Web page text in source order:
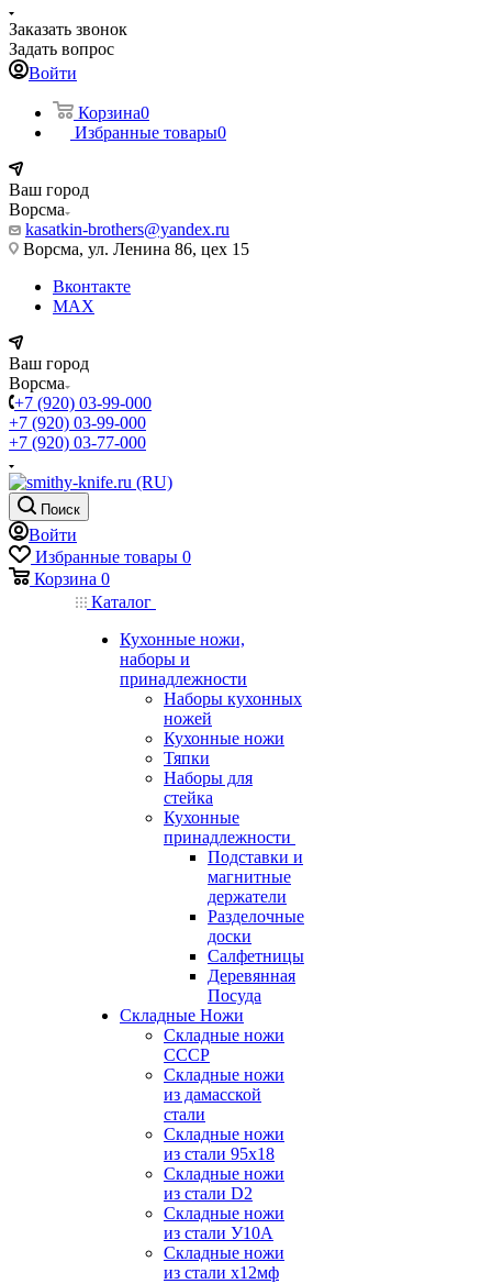
Заказать звонок
Задать вопрос
Войти
Корзина0
Избранные товары0
Ваш город
Ворсма
kasatkin-brothers@yandex.ru
Ворсма, ул. Ленина 86, цех 15
Вконтакте
MAX
Ваш город
Ворсма
+7 (920) 03-99-000
+7 (920) 03-99-000
+7 (920) 03-77-000
Поиск
Войти
Избранные товары 0
Корзина 0
Каталог
Кухонные ножи,
наборы и
принадлежности
Наборы кухонных
ножей
Кухонные ножи
Тяпки
Наборы для
стейка
Кухонные
принадлежности
Подставки и
магнитные
держатели
Разделочные
доски
Салфетницы
Деревянная
Посуда
Складные Ножи
Cкладные ножи
СССР
Складные ножи
из дамасской
стали
Складные ножи
из стали 95х18
Складные ножи
из стали D2
Складные ножи
из стали У10А
Складные ножи
из стали х12мф